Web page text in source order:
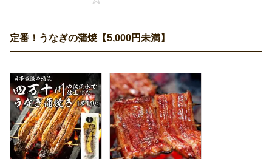
定番！うなぎの蒲焼【5,000円未満】